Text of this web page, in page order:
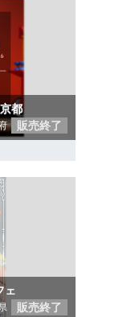
都
販売終了
ェ
販売終了